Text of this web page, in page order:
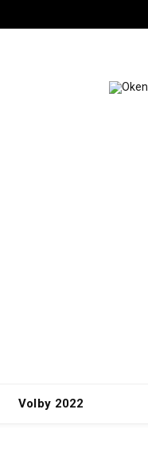
Volby 2022